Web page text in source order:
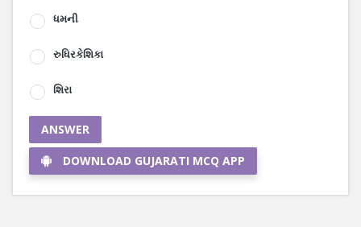
ધમની
રુધિરકેશિકા
શિરા
ANSWER
DOWNLOAD GUJARATI MCQ APP